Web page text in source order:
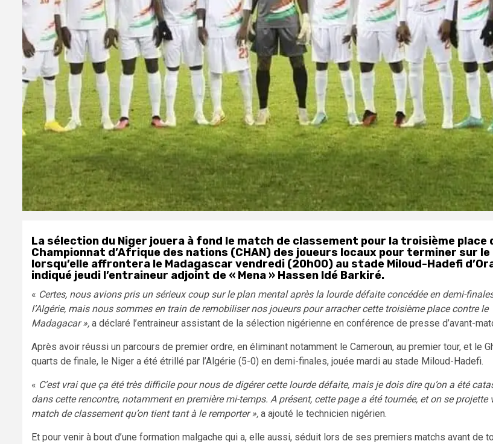
La sélection du Niger jouera à fond le match de classement pour la troisième place
Championnat d’Afrique des nations (CHAN) des joueurs locaux pour terminer sur le
lorsqu’elle affrontera le Madagascar vendredi (20h00) au stade Miloud-Hadefi
indiqué jeudi l’entraineur adjoint de « Mena » Hassen Idé Barkiré.
« Certes, nous avions pris un sérieux coup sur le plan mental après la lourde défaite concédée en demi-
l’Algérie, mais nous sommes en train de remobiliser nos joueurs pour arracher cette troisième place contre le
Madagacar », a déclaré l’entraineur assistant de la sélection nigérienne en conférence de presse d’avant-
Après avoir réussi un parcours de premier ordre, en éliminant notamment le Cameroun, au premier tour, et le
quarts de finale, le Niger a été étrillé par l’Algérie (5-0) en demi-finales, jouée mardi au stade Miloud-Hadefi.
« C’est vrai que ça été très difficile pour nous de digérer cette lourde défaite, mais je dois dire qu’on a été
dans cette rencontre, notamment en première mi-temps. A présent, cette page a été tournée, et on se projette
match de classement qu’on tient tant à le remporter », a ajouté le technicien nigérien.
Et pour venir à bout d’une formation malgache qui a, elle aussi, séduit lors de ses premiers matchs avant de